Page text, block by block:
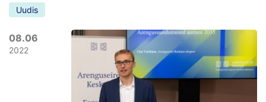
Uudis
08.06
2022